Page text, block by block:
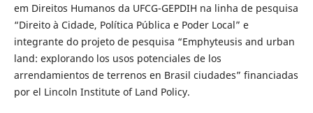
em Direitos Humanos da UFCG-GEPDIH na linha de pesquisa
“Direito à Cidade, Política Pública e Poder Local” e
integrante do projeto de pesquisa “Emphyteusis and urban
land: explorando los usos potenciales de los
arrendamientos de terrenos en Brasil ciudades” financiadas
por el Lincoln Institute of Land Policy.